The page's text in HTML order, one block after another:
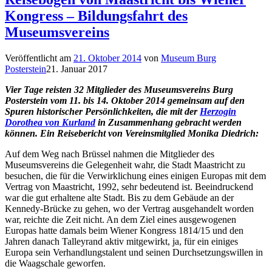
Kongress – Bildungsfahrt des
Museumsvereins
Veröffentlicht am 21. Oktober 2014 von Museum Burg
Posterstein21. Januar 2017
Vier Tage reisten 32 Mitglieder des Museumsvereins Burg
Posterstein vom 11. bis 14. Oktober 2014 gemeinsam auf den
Spuren historischer Persönlichkeiten, die mit der Herzogin
Dorothea von Kurlandin Zusammenhang gebracht werden
können. Ein Reisebericht von Vereinsmitglied Monika Diedrich:
Auf dem Weg nach Brüssel nahmen die Mitglieder des
Museumsvereins die Gelegenheit wahr, die Stadt Maastricht zu
besuchen, die für die Verwirklichung eines einigen Europas mit dem
Vertrag von Maastricht, 1992, sehr bedeutend ist. Beeindruckend
war die gut erhaltene alte Stadt. Bis zu dem Gebäude an der
Kennedy-Brücke zu gehen, wo der Vertrag ausgehandelt worden
war, reichte die Zeit nicht. An dem Ziel eines ausgewogenen
Europas hatte damals beim Wiener Kongress 1814/15 und den
Jahren danach Talleyrand aktiv mitgewirkt, ja, für ein einiges
Europa sein Verhandlungstalent und seinen Durchsetzungswillen in
die Waagschale geworfen.